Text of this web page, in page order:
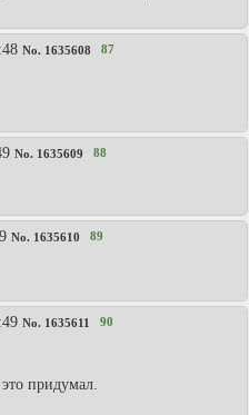
No. 1635608 87
No. 1635609 88
No. 1635610 89
No. 1635611 90
придумал.